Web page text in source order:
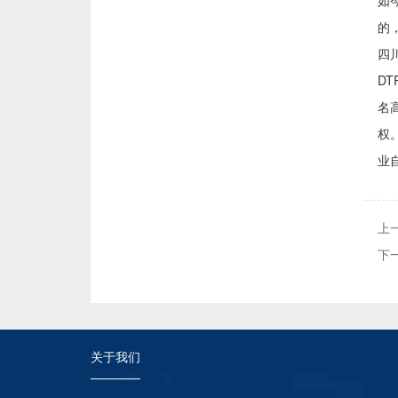
的
四
名
权
业
上
下
关于我们